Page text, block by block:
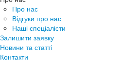
Про нас
Відгуки про нас
Наші спеціалісти
Залишити заявку
Новини та статті
Контакти